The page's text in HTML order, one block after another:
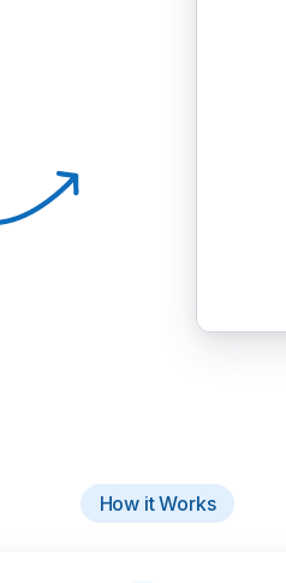
How it Works